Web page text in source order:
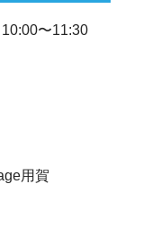
〜11:30
用賀